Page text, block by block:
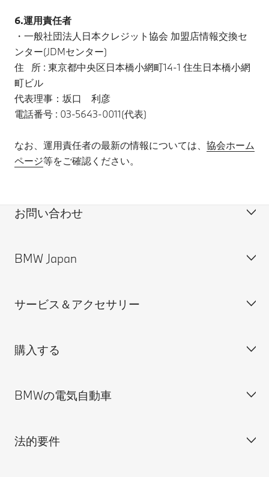
6.運用責任者
・一般社団法人日本クレジット協会 加盟店情報交換セ
ンター(JDMセンター)
住 所 : 東京都中央区日本橋小網町14-1 住生日本橋小網
町ビル
代表理事：坂口 利彦
電話番号 : 03-5643-0011(代表)
なお、運用責任者の最新の情報については、 協会ホーム
ページ等をご確認ください。
お問い合わせ
カスタマー・サポート＆お問い合わせ
見積依頼
ディーラー検索
BMW Japan
会社概要
BMW正規ディーラー採用情報
BMWのCSR活動
BMW Motorrad
サービス＆アクセサリー
BMW Service
BMW純正アクセサリー
BMWタイヤ＆ホイール
購入する
ご購入の前に
新車在庫検索
BMWの電気自動車
BMWの電気自動車
法的要件